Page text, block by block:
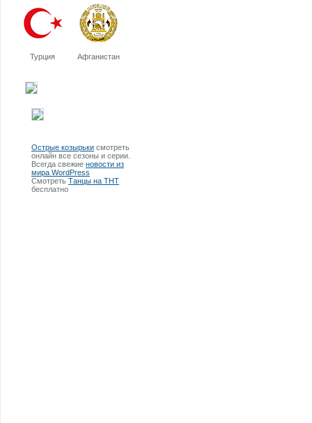
Турция Афганистан
Острые козырьки смотреть
онлайн все сезоны и серии.
Всегда свежие новости из
мира WordPress
Смотреть Танцы на ТНТ
бесплатно